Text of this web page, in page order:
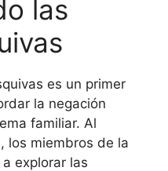
las
es un primer
la negación
familiar. Al
los miembros de la
explorar las